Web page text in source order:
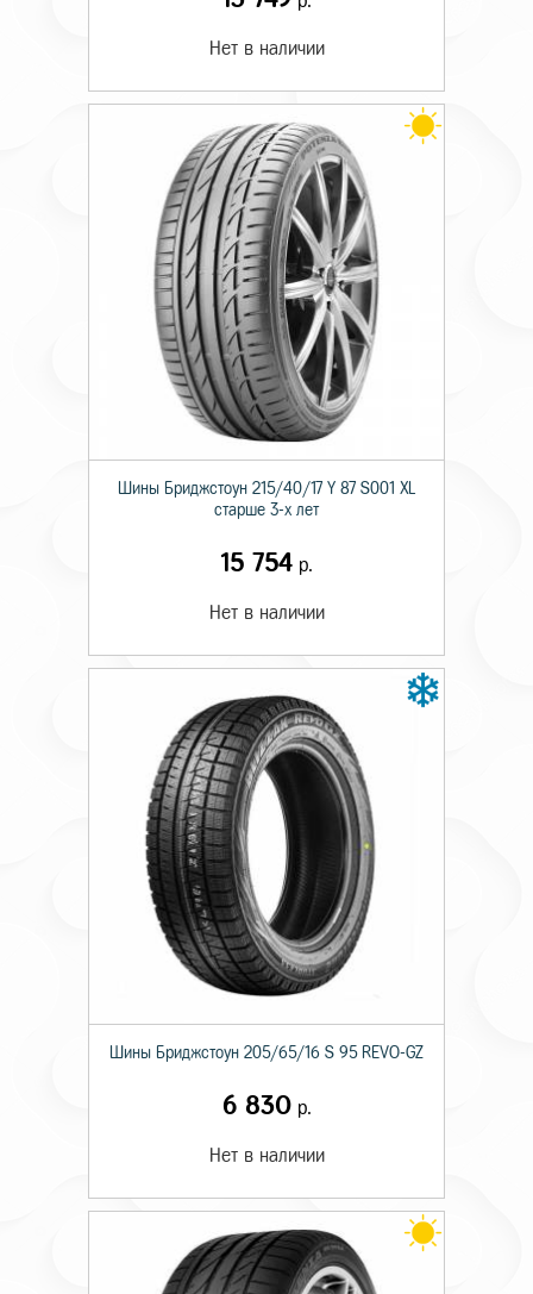
Нет в наличии
Шины Бриджстоун 215/40/17 Y 87 S001 XL
старше 3-х лет
15 754 р.
Нет в наличии
Шины Бриджстоун 205/65/16 S 95 REVO-GZ
6 830р.
Нет в наличии